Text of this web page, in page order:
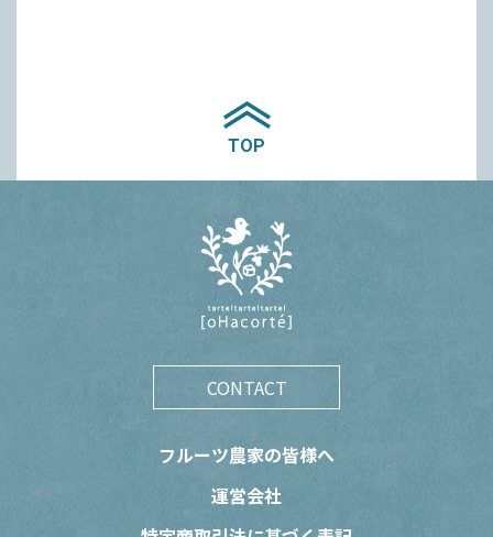
TOP
CONTACT
フルーツ農家の皆様へ
運営会社